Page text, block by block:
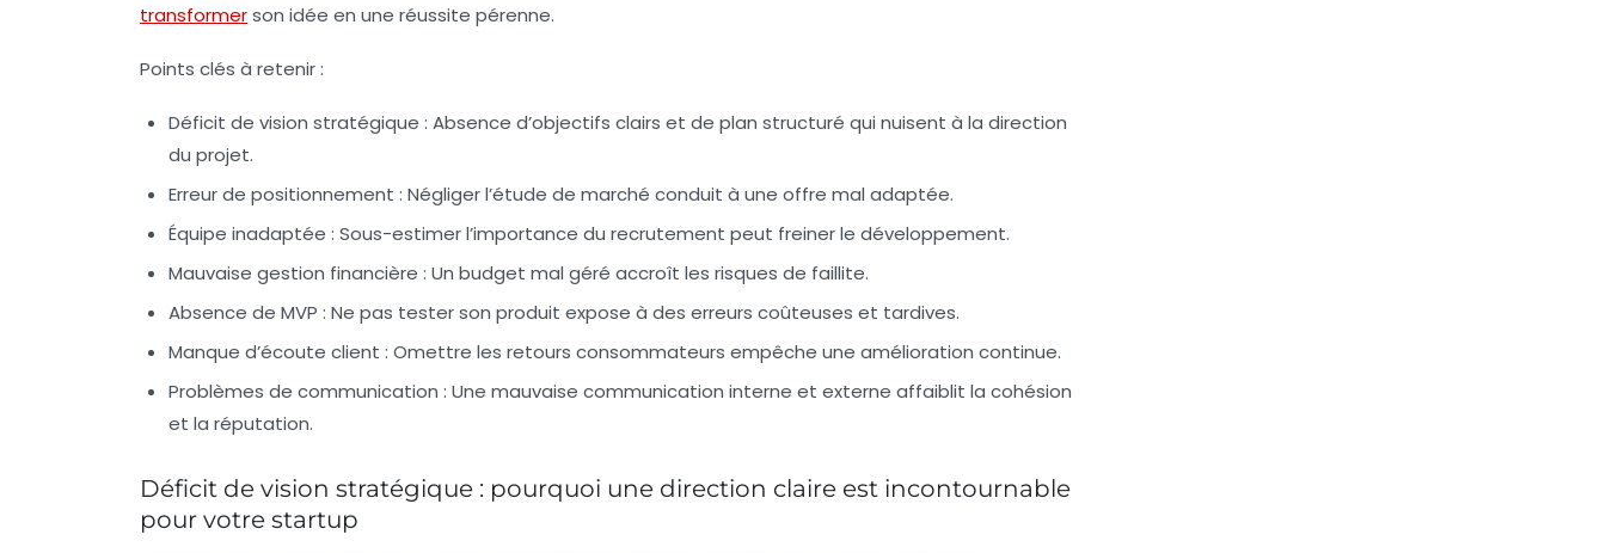
transformerson idée en une réussite pérenne.
Points clés à retenir :
Déficit de vision stratégique : Absence d’objectifs clairs et de plan structuré qui nuisent à la direction
du projet.
Erreur de positionnement : Négliger l’étude de marché conduit à une offre mal adaptée.
Équipe inadaptée : Sous-estimer l’importance du recrutement peut freiner le développement.
Mauvaise gestion financière : Un budget mal géré accroît les risques de faillite.
Absence de MVP : Ne pas tester son produit expose à des erreurs coûteuses et tardives.
Manque d’écoute client : Omettre les retours consommateurs empêche une amélioration continue.
Problèmes de communication : Une mauvaise communication interne et externe affaiblit la cohésion
et la réputation.
Déficit de vision stratégique : pourquoi une direction claire est incontournable
pour votre startup